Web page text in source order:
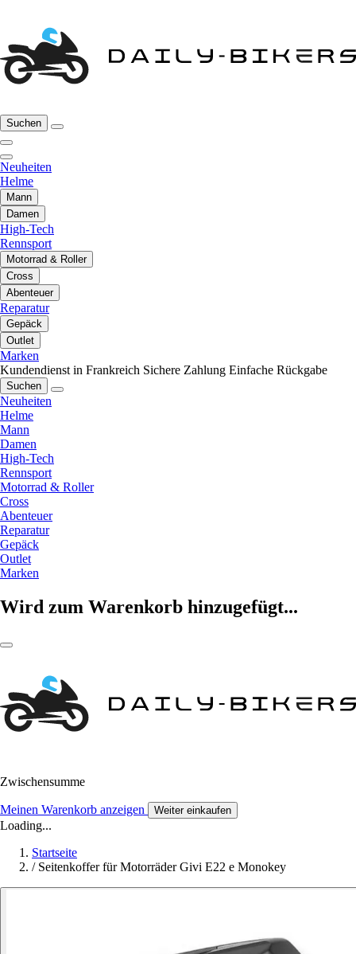
Suchen
Neuheiten
Helme
Mann
Damen
High-Tech
Rennsport
Motorrad & Roller
Cross
Abenteuer
Reparatur
Gepäck
Outlet
Marken
Kundendienst in Frankreich Sichere Zahlung Einfache Rückgabe
Suchen
Neuheiten
Helme
Mann
Damen
High-Tech
Rennsport
Motorrad & Roller
Cross
Abenteuer
Reparatur
Gepäck
Outlet
Marken
Wird zum Warenkorb hinzugefügt...
Zwischensumme
Meinen Warenkorb anzeigen Weiter einkaufen
Loading...
Startseite
/ Seitenkoffer für Motorräder Givi E22 e Monokey